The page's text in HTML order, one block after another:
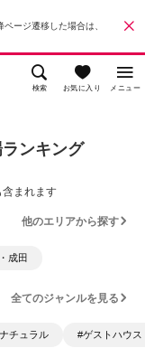
ージ遷移した場合は、
検索 お気に入り メニュー
ンキング
まれます
他のエリアから探す
成田
全てのジャンルを見る
チュラル #ゲストハウス